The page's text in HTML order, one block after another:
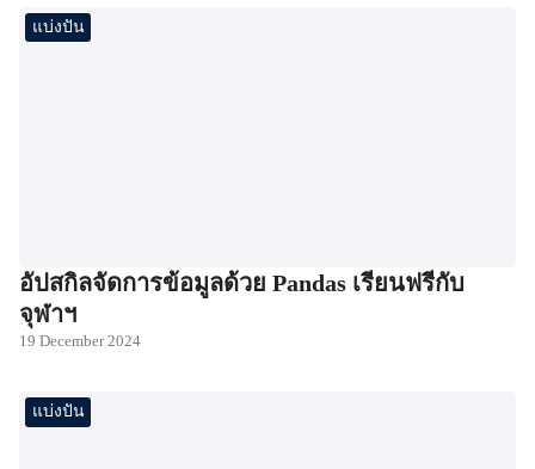
แบ่งปัน
อัปสกิลจัดการข้อมูลด้วย Pandas เรียนฟรีกับ
จุฬาฯ
19 December 2024
แบ่งปัน